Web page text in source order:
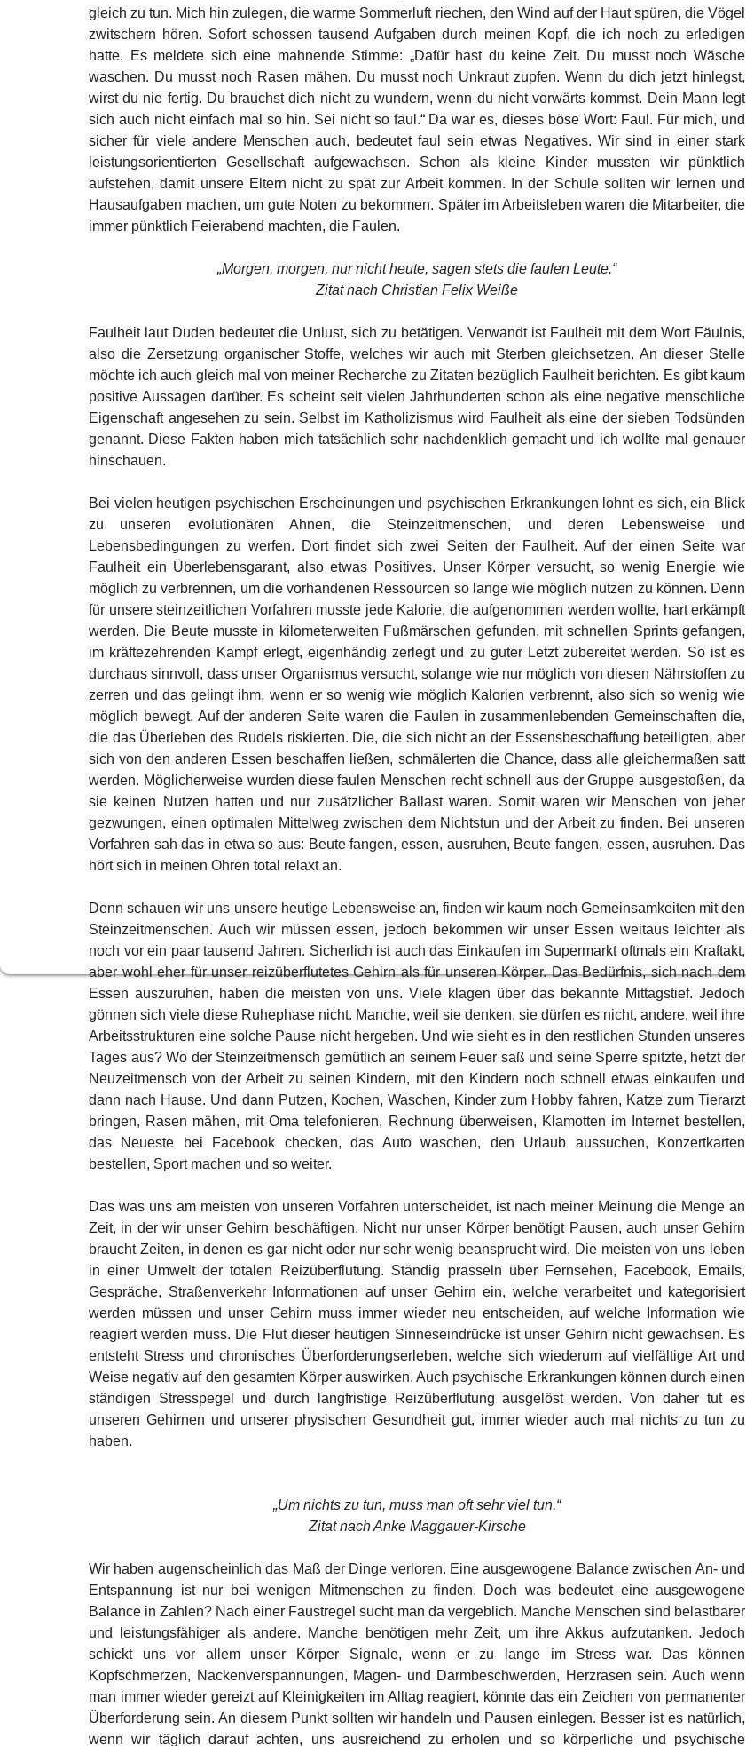
gleich zu tun. Mich hin zulegen, die warme Sommerluft riechen, den Wind auf der Haut spüren, die Vögel
zwitschern hören. Sofort schossen tausend Aufgaben durch meinen Kopf, die ich noch zu erledigen
hatte. Es meldete sich eine mahnende Stimme: „Dafür hast du keine Zeit. Du musst noch Wäsche
waschen. Du musst noch Rasen mähen. Du musst noch Unkraut zupfen. Wenn du dich jetzt hinlegst,
wirst du nie fertig. Du brauchst dich nicht zu wundern, wenn du nicht vorwärts kommst. Dein Mann legt
sich auch nicht einfach mal so hin. Sei nicht so faul.“ Da war es, dieses böse Wort: Faul. Für mich, und
sicher für viele andere Menschen auch, bedeutet faul sein etwas Negatives. Wir sind in einer stark
leistungsorientierten Gesellschaft aufgewachsen. Schon als kleine Kinder mussten wir pünktlich
aufstehen, damit unsere Eltern nicht zu spät zur Arbeit kommen. In der Schule sollten wir lernen und
Hausaufgaben machen, um gute Noten zu bekommen. Später im Arbeitsleben waren die Mitarbeiter, die
immer pünktlich Feierabend machten, die Faulen.
„Morgen, morgen, nur nicht heute, sagen stets die faulen Leute.“
Zitat nach Christian Felix Weiße
Faulheit laut Duden bedeutet die Unlust, sich zu betätigen. Verwandt ist Faulheit mit dem Wort Fäulnis,
also die Zersetzung organischer Stoffe, welches wir auch mit Sterben gleichsetzen. An dieser Stelle
möchte ich auch gleich mal von meiner Recherche zu Zitaten bezüglich Faulheit berichten. Es gibt kaum
positive Aussagen darüber. Es scheint seit vielen Jahrhunderten schon als eine negative menschliche
Eigenschaft angesehen zu sein. Selbst im Katholizismus wird Faulheit als eine der sieben Todsünden
genannt. Diese Fakten haben mich tatsächlich sehr nachdenklich gemacht und ich wollte mal genauer
hinschauen.
Bei vielen heutigen psychischen Erscheinungen und psychischen Erkrankungen lohnt es sich, ein Blick
zu unseren evolutionären Ahnen, die Steinzeitmenschen, und deren Lebensweise und
Lebensbedingungen zu werfen. Dort findet sich zwei Seiten der Faulheit. Auf der einen Seite war
Faulheit ein Überlebensgarant, also etwas Positives. Unser Körper versucht, so wenig Energie wie
möglich zu verbrennen, um die vorhandenen Ressourcen so lange wie möglich nutzen zu können. Denn
für unsere steinzeitlichen Vorfahren musste jede Kalorie, die aufgenommen werden wollte, hart erkämpft
werden. Die Beute musste in kilometerweiten Fußmärschen gefunden, mit schnellen Sprints gefangen,
im kräftezehrenden Kampf erlegt, eigenhändig zerlegt und zu guter Letzt zubereitet werden. So ist es
durchaus sinnvoll, dass unser Organismus versucht, solange wie nur möglich von diesen Nährstoffen zu
zerren und das gelingt ihm, wenn er so wenig wie möglich Kalorien verbrennt, also sich so wenig wie
möglich bewegt. Auf der anderen Seite waren die Faulen in zusammenlebenden Gemeinschaften die,
die das Überleben des Rudels riskierten. Die, die sich nicht an der Essensbeschaffung beteiligten, aber
sich von den anderen Essen beschaffen ließen, schmälerten die Chance, dass alle gleichermaßen satt
werden. Möglicherweise wurden diese faulen Menschen recht schnell aus der Gruppe ausgestoßen, da
sie keinen Nutzen hatten und nur zusätzlicher Ballast waren. Somit waren wir Menschen von jeher
gezwungen, einen optimalen Mittelweg zwischen dem Nichtstun und der Arbeit zu finden. Bei unseren
Vorfahren sah das in etwa so aus: Beute fangen, essen, ausruhen, Beute fangen, essen, ausruhen. Das
hört sich in meinen Ohren total relaxt an.
Denn schauen wir uns unsere heutige Lebensweise an, finden wir kaum noch Gemeinsamkeiten mit den
Steinzeitmenschen. Auch wir müssen essen, jedoch bekommen wir unser Essen weitaus leichter als
noch vor ein paar tausend Jahren. Sicherlich ist auch das Einkaufen im Supermarkt oftmals ein Kraftakt,
aber wohl eher für unser reizüberflutetes Gehirn als für unseren Körper. Das Bedürfnis, sich nach dem
Essen auszuruhen, haben die meisten von uns. Viele klagen über das bekannte Mittagstief. Jedoch
gönnen sich viele diese Ruhephase nicht. Manche, weil sie denken, sie dürfen es nicht, andere, weil ihre
Arbeitsstrukturen eine solche Pause nicht hergeben. Und wie sieht es in den restlichen Stunden unseres
Tages aus? Wo der Steinzeitmensch gemütlich an seinem Feuer saß und seine Sperre spitzte, hetzt der
Neuzeitmensch von der Arbeit zu seinen Kindern, mit den Kindern noch schnell etwas einkaufen und
dann nach Hause. Und dann Putzen, Kochen, Waschen, Kinder zum Hobby fahren, Katze zum Tierarzt
bringen, Rasen mähen, mit Oma telefonieren, Rechnung überweisen, Klamotten im Internet bestellen,
das Neueste bei Facebook checken, das Auto waschen, den Urlaub aussuchen, Konzertkarten
bestellen, Sport machen und so weiter.
Das was uns am meisten von unseren Vorfahren unterscheidet, ist nach meiner Meinung die Menge an
Zeit, in der wir unser Gehirn beschäftigen. Nicht nur unser Körper benötigt Pausen, auch unser Gehirn
braucht Zeiten, in denen es gar nicht oder nur sehr wenig beansprucht wird. Die meisten von uns leben
in einer Umwelt der totalen Reizüberflutung. Ständig prasseln über Fernsehen, Facebook, Emails,
Gespräche, Straßenverkehr Informationen auf unser Gehirn ein, welche verarbeitet und kategorisiert
werden müssen und unser Gehirn muss immer wieder neu entscheiden, auf welche Information wie
reagiert werden muss. Die Flut dieser heutigen Sinneseindrücke ist unser Gehirn nicht gewachsen. Es
entsteht Stress und chronisches Überforderungserleben, welche sich wiederum auf vielfältige Art und
Weise negativ auf den gesamten Körper auswirken. Auch psychische Erkrankungen können durch einen
ständigen Stresspegel und durch langfristige Reizüberflutung ausgelöst werden. Von daher tut es
unseren Gehirnen und unserer physischen Gesundheit gut, immer wieder auch mal nichts zu tun zu
haben.
„Um nichts zu tun, muss man oft sehr viel tun.“
Zitat nach Anke Maggauer-Kirsche
Wir haben augenscheinlich das Maß der Dinge verloren. Eine ausgewogene Balance zwischen An- und
Entspannung ist nur bei wenigen Mitmenschen zu finden. Doch was bedeutet eine ausgewogene
Balance in Zahlen? Nach einer Faustregel sucht man da vergeblich. Manche Menschen sind belastbarer
und leistungsfähiger als andere. Manche benötigen mehr Zeit, um ihre Akkus aufzutanken. Jedoch
schickt uns vor allem unser Körper Signale, wenn er zu lange im Stress war. Das können
Kopfschmerzen, Nackenverspannungen, Magen- und Darmbeschwerden, Herzrasen sein. Auch wenn
man immer wieder gereizt auf Kleinigkeiten im Alltag reagiert, könnte das ein Zeichen von permanenter
Überforderung sein. An diesem Punkt sollten wir handeln und Pausen einlegen. Besser ist es natürlich,
wenn wir täglich darauf achten, uns ausreichend zu erholen und so körperliche und psychische